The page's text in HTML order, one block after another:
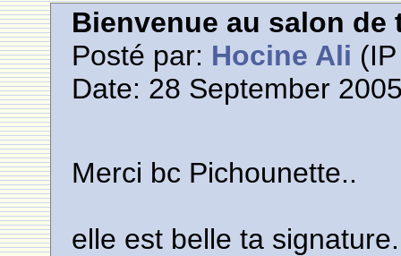
Bienvenue au salon de
Posté par: Hocine Ali
Date: 28 September
Merci bc Pichounette..
elle est belle ta